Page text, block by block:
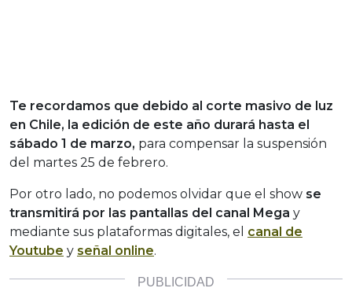
Te recordamos que debido al corte masivo de luz
en Chile, la edición de este año durará hasta el
sábado 1 de marzo, para compensar la suspensión
del martes 25 de febrero.
Por otro lado, no podemos olvidar que el show se
transmitirá por las pantallas del canal Mega y
mediante sus plataformas digitales, el canal de
Youtube y señal online.